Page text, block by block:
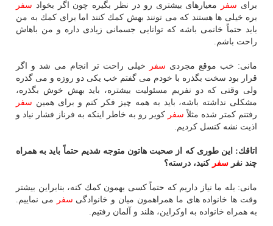
برای سفر معیارهای بیشتری رو در نظر بگیره چون اگر بخواد سفر
بره خیلی ها هستند كه می تونند بهش كمك كنند اما برای كمك به من
باید حتماً خانمی باشه كه توانایی جسمانی زیادی داره و من باهاش
راحت باشم.
مانی: خب موقع مجردی سفر
خیلی راحت تر انجام می شد و اگر
قرار بود سخت بگذره با خودم می گفتم خب یكی دو روزه و می گذره
ولی وقتی كه دو نفریم مسئولیت بیشتره، باید بهش خوش بگذره،
مشكلی نداشته باشه، باید به همه چیز فكر كنم و برای همین سفر
رفتنم كمتر شده مثلاً سفر كویر رو به خاطر اینكه به فرناز فشار نیاد و
اذیت نشه كنسل كردیم.
اتاقك: این طوری كه از صحبت هاتون متوجه شدیم حتماً باید به همراه
چند نفر سفر كنید، درسته؟
مانی: بله ما نیاز داریم كه حتماً كسی بهمون كمك كنه، بنابراین بیشتر
وقت ها خانواده های ما همراهمون میان و خانوادگی سفر
می نماییم.
به همراه خانواده به اوكراین، هلند و آلمان رفتیم.